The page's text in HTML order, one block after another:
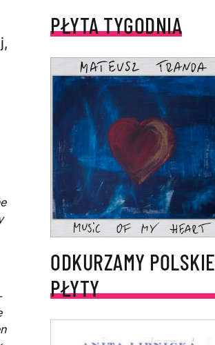
PŁYTA TYGODNIA
ODKURZAMY POLSKIE
PŁYTY